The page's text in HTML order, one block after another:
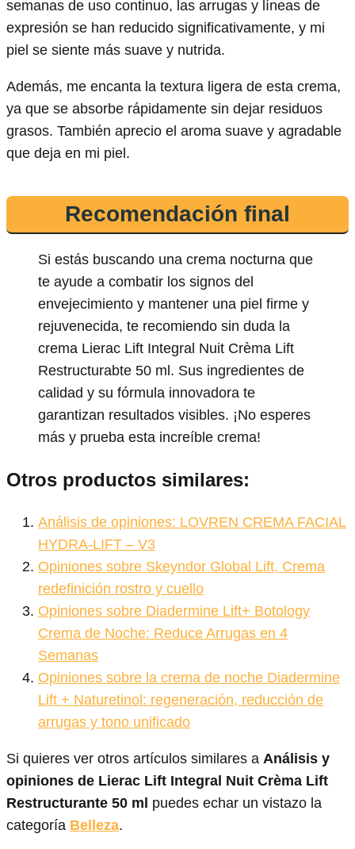
semanas de uso continuo, las arrugas y líneas de
expresión se han reducido significativamente, y mi
piel se siente más suave y nutrida.
Además, me encanta la textura ligera de esta crema,
ya que se absorbe rápidamente sin dejar residuos
grasos. También aprecio el aroma suave y agradable
que deja en mi piel.
Recomendación final
Si estás buscando una crema nocturna que
te ayude a combatir los signos del
envejecimiento y mantener una piel firme y
rejuvenecida, te recomiendo sin duda la
crema Lierac Lift Integral Nuit Crèma Lift
Restructurabte 50 ml. Sus ingredientes de
calidad y su fórmula innovadora te
garantizan resultados visibles. ¡No esperes
más y prueba esta increíble crema!
Otros productos similares:
Análisis de opiniones: LOVREN CREMA FACIAL
HYDRA-LIFT – V3
Opiniones sobre Skeyndor Global Lift, Crema
redefinición rostro y cuello
Opiniones sobre Diadermine Lift+ Botology
Crema de Noche: Reduce Arrugas en 4
Semanas
Opiniones sobre la crema de noche Diadermine
Lift + Naturetinol: regeneración, reducción de
arrugas y tono unificado
Si quieres ver otros artículos similares a Análisis y
opiniones de Lierac Lift Integral Nuit Crèma Lift
Restructurante 50 ml puedes echar un vistazo la
categoría Belleza.